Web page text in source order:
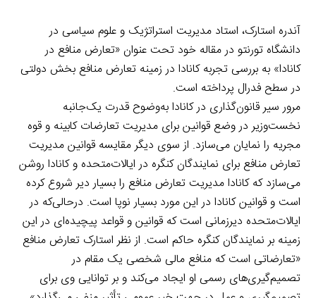
آندره استارک، استاد مدیریت استراتژیک و علوم سیاسی در
دانشگاه تورنتو در مقاله خود تحت عنوان «تعارض منافع در
کانادا» به بررسی تجربه کانادا در زمینه تعارض منافع بخش دولتی
در سطح فدرال پرداخته است.
مرور سیر قانون‌گذاری در کانادا به‌وضوح قدرت یک‌جانبه
نخست‌وزیر در وضع قوانین برای مدیریت تعارضات کابینه و قوه
مجریه را نمایان می‌سازد. از سوی دیگر مقایسه قوانین مدیریت
تعارض منافع برای نمایندگان کنگره در ایالات‌متحده و کانادا روشن
می‌سازد که کانادا مدیریت تعارض منافع را بسیار دیر شروع کرده
است و قوانین کانادا در این مورد بسیار نوپا است. درحالی‌که در
ایالات‌متحده دیرزمانی است که قوانین و قواعد پیچیده‌ای در این
زمینه بر نمایندگان کنگره حاکم است. از نظر استارک تعارض منافع
«تعارضاتی است که منافع مالی شخصی یک مقام در
تصمیم‌گیری‌های رسمی او ایجاد می‌کند و بر توانایی وی برای